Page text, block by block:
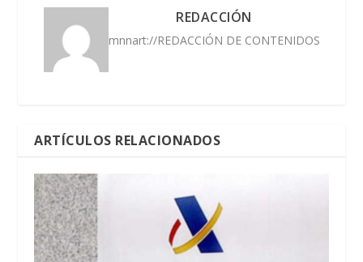
REDACCIÓN
mnnart://REDACCIÓN DE CONTENIDOS
ARTÍCULOS RELACIONADOS